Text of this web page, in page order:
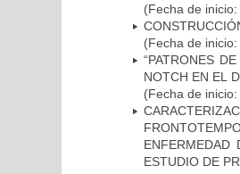
(Fecha de
(Fecha de
“PATRONES
NOTCH EN EL
(Fecha de
ENFERMEDAD
ESTUDIO DE